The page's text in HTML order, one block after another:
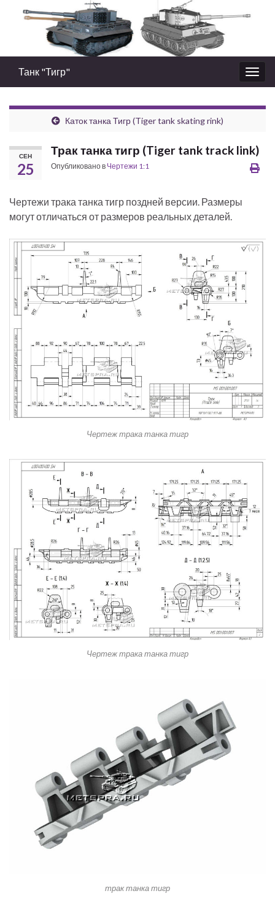
Вкл/
выкл
Танк "Тигр"
Каток танка Тигр (Tiger tank skating rink)
СЕН
25
Трак танка тигр (Tiger tank track link)
Опубликовано в Чертежи 1:1
Чертежи трака танка тигр поздней версии. Размеры
могут отличаться от размеров реальных деталей.
Чертеж трака танка тигр
Чертеж трака танка тигр
трак танка тигр